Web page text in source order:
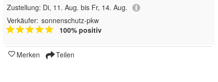
Zustellung: Di, 11. Aug. bis Fr, 14. Aug.
Verkäufer: sonnenschutz-pkw
100% positiv
Merken Teilen